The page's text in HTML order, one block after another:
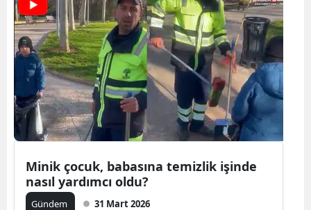
Düzce
Minik çocuk, babasına temizlik işinde
nasıl yardımcı oldu?
Gündem 31 Mart 2026